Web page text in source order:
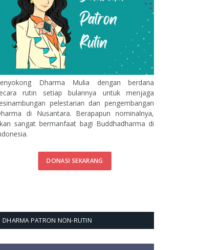
Dharma Mulia dengan berdana
rutin setiap bulannya untuk menjaga
pelestarian dan pengembangan
di Nusantara. Berapapun nominalnya,
sangat bermanfaat bagi Buddhadharma di
DONASI SEKARANG
DHARMA PATRON NON-RUTIN